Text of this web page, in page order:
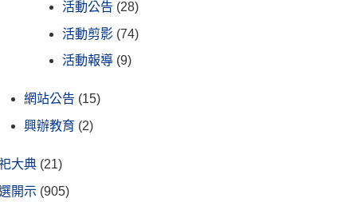
活動公告 (28)
活動剪影 (74)
活動報導 (9)
網站公告 (15)
興辦教育 (2)
大典 (21)
開示 (905)